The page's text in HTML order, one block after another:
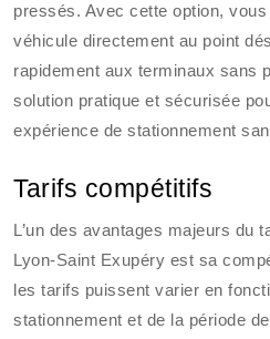
pressés. Avec cette option,
véhicule directement au point
rapidement aux terminaux sans
solution pratique et sécurisée
expérience de stationnement
Tarifs compétitifs
L’un des avantages majeurs du
Lyon-Saint Exupéry est sa
les tarifs puissent varier en
stationnement et de la période